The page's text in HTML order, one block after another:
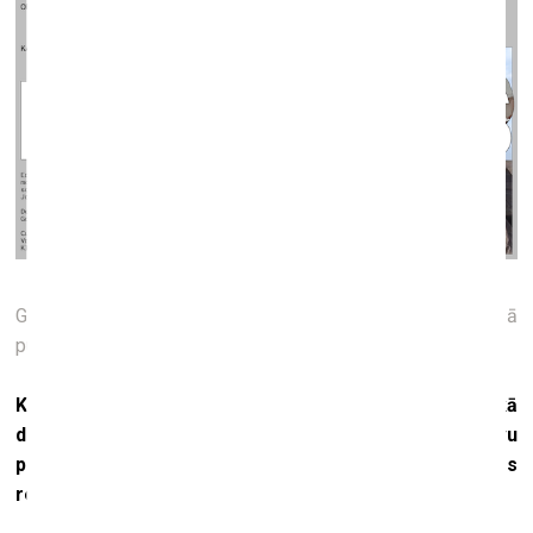
Grupas izstādes
Kauņā
publicitātes attēls, 2017
Ko jūs domājat ar “globālās asinhronitātes konceptu kā
dažādu, dažreiz pat neatbilstīgu diskursu un naratīvu
pretstatījumu” (tas ņemts no jūs sacītā
preses
relīzē)?